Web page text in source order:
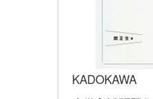
KADOKAWA